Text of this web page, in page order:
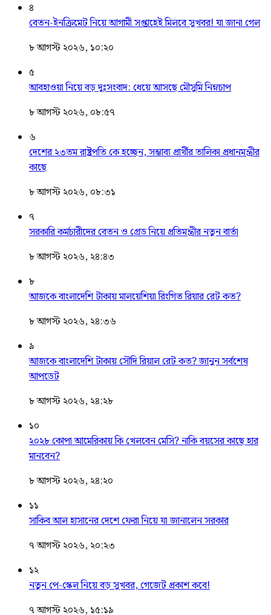
৪
বেতন-ইনক্রিমেট নিয়ে আগামী সপ্তাহেই মিলবে সুখবর! যা জানা গেল
৮ আগস্ট ২০২৬, ১০:২০
৫
আবহাওয়া নিয়ে বড় দুঃসংবাদ: ধেয়ে আসছে মৌসুমি নিম্নচাপ
৮ আগস্ট ২০২৬, ০৮:৫৭
৬
দেশের ২৩তম রাষ্ট্রপতি কে হচ্ছেন, সম্ভাব্য প্রার্থীর তালিকা প্রধানমন্ত্রীর
কাছে
৮ আগস্ট ২০২৬, ০৮:৩১
৭
সরকারি কর্মচারীদের বেতন ও গ্রেড নিয়ে প্রতিমন্ত্রীর নতুন বার্তা
৮ আগস্ট ২০২৬, ২৪:৪৩
৮
আজকে বাংলাদেশি টাকায় মালয়েশিয়া রিংগিত রিয়ার রেট কত?
৮ আগস্ট ২০২৬, ২৪:৩৬
৯
আজকে বাংলাদেশি টাকায় সৌদি রিয়াল রেট কত? জানুন সর্বশেষ
আপডেট
৮ আগস্ট ২০২৬, ২৪:২৮
১০
২০২৮ কোপা আমেরিকায় কি খেলবেন মেসি? নাকি বয়সের কাছে হার
মানবেন?
৮ আগস্ট ২০২৬, ২৪:২০
১১
সাকিব আল হাসানের দেশে ফেরা নিয়ে যা জানালেন সরকার
৭ আগস্ট ২০২৬, ২০:২৩
১২
নতুন পে-স্কেল নিয়ে বড় সুখবর, গেজেট প্রকাশ কবে!
৭ আগস্ট ২০২৬, ১৫:১৯